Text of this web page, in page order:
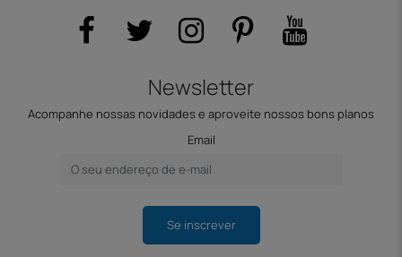
Newsletter
Acompanhe nossas novidades e aproveite nossos bons planos
Email
Se inscrever